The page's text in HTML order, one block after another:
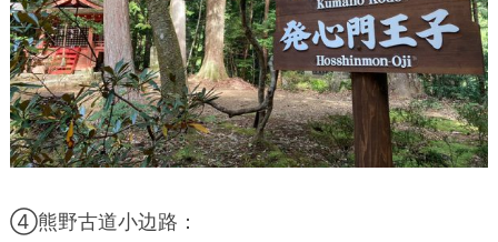
④熊野古道小边路：